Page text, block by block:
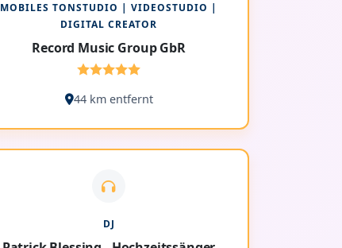
MOBILES TONSTUDIO | VIDEOSTUDIO |
DIGITAL CREATOR
Record Music Group GbR
44 km entfernt
DJ